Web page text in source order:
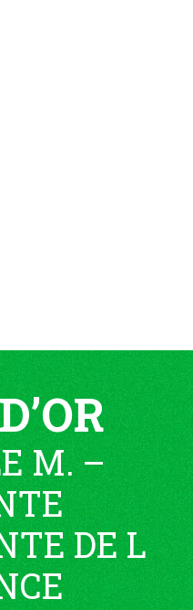
M. –
DE L